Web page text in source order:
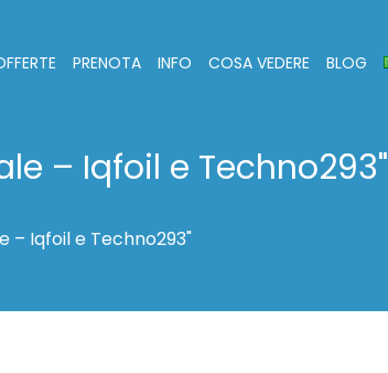
PRENOTA INFO COSA VEDERE BLOG
– Iqfoil e Techno293"
– Iqfoil e Techno293"